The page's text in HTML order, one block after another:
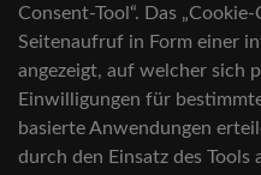
Consent-Tool“. Das
Seitenaufruf in Form einer
angezeigt, auf welcher sich
Einwilligungen für
basierte Anwendungen
durch den Einsatz des